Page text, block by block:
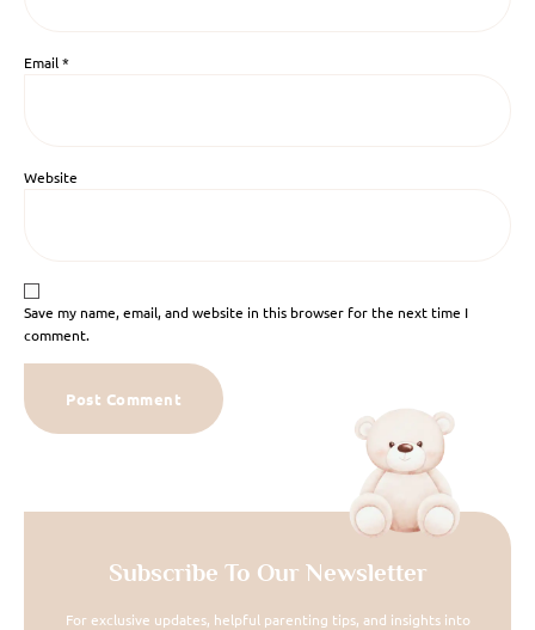
Email*
Website
Save my name, email, and website in this browser for the next time I
comment.
Subscribe To Our Newsletter
For exclusive updates, helpful parenting tips, and insights into